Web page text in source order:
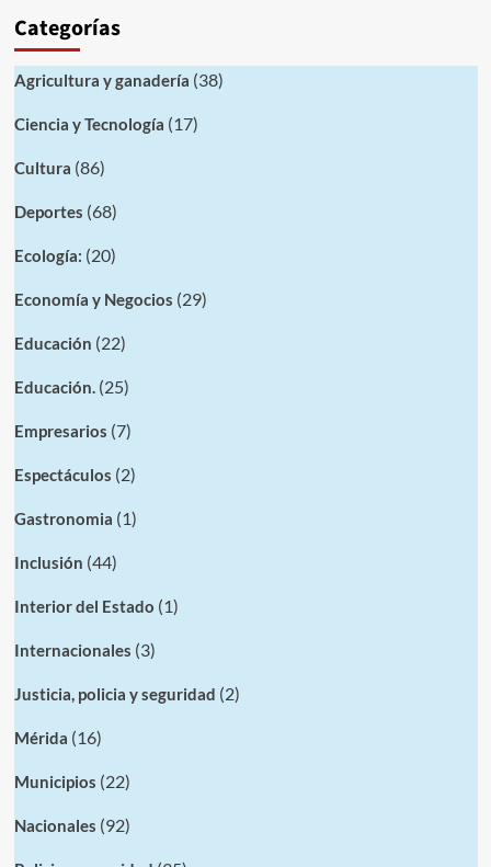
Categorías
Agricultura y ganadería (38)
Ciencia y Tecnología (17)
Cultura (86)
Deportes (68)
Ecología: (20)
Economía y Negocios (29)
Educación (22)
Educación.(25)
Empresarios (7)
Espectáculos (2)
Gastronomia (1)
Inclusión (44)
Interior del Estado (1)
Internacionales (3)
Justicia, policia y seguridad (2)
Mérida (16)
Municipios (22)
Nacionales (92)